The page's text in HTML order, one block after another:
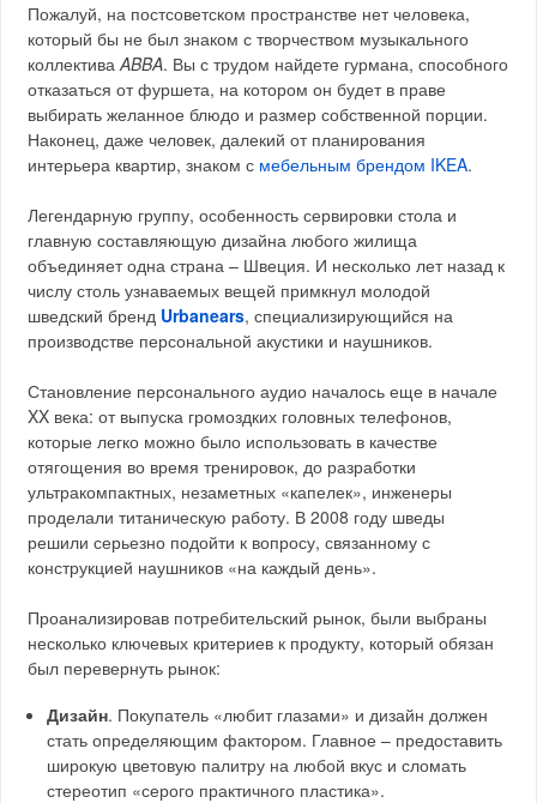
Пожалуй, на постсоветском пространстве нет человека,
который бы не был знаком с творчеством музыкального
коллективаABBA. Вы с трудом найдете гурмана, способного
отказаться от фуршета, на котором он будет в праве
выбирать желанное блюдо и размер собственной порции.
Наконец, даже человек, далекий от планирования
интерьера квартир, знаком с мебельным брендом IKEA.
Легендарную группу, особенность сервировки стола и
главную составляющую дизайна любого жилища
объединяет одна страна – Швеция. И несколько лет назад к
числу столь узнаваемых вещей примкнул молодой
шведский бренд Urbanears, специализирующийся на
производстве персональной акустики и наушников.
Становление персонального аудио началось еще в начале
XX века: от выпуска громоздких головных телефонов,
которые легко можно было использовать в качестве
отягощения во время тренировок, до разработки
ультракомпактных, незаметных «капелек», инженеры
проделали титаническую работу. В 2008 году шведы
решили серьезно подойти к вопросу, связанному с
конструкцией наушников «на каждый день».
Проанализировав потребительский рынок, были выбраны
несколько ключевых критериев к продукту, который обязан
был перевернуть рынок:
Дизайн. Покупатель «любит глазами» и дизайн должен
стать определяющим фактором. Главное – предоставить
широкую цветовую палитру на любой вкус и сломать
стереотип «серого практичного пластика».